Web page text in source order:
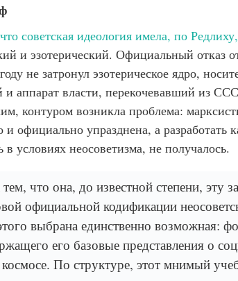
советская идеология имела, по Редлиху,
и эзотерический. Официальный отказ
не затронул эзотерическое ядро,
и аппарат власти, перекочевавший из
контуром возникла проблема:
официально упразднена, а разработать
условиях неосоветизма, не получалось.
что она, до известной степени, эту
официальной кодификации
выбрана единственно возможная:
его базовые представления о
По структуре, этот мнимый